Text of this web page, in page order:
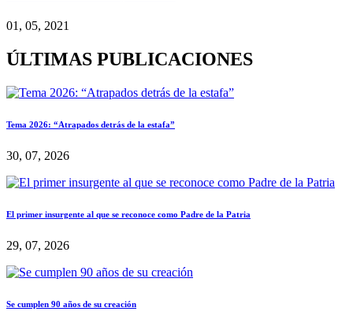
01, 05, 2021
ÚLTIMAS PUBLICACIONES
Tema 2026: “Atrapados detrás de la estafa”
30, 07, 2026
El primer insurgente al que se reconoce como Padre de la Patria
29, 07, 2026
Se cumplen 90 años de su creación